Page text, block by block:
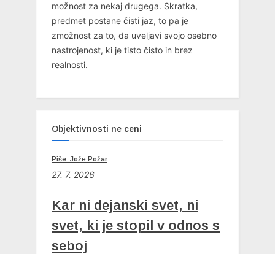
možnost za nekaj drugega. Skratka,
predmet postane čisti jaz, to pa je
zmožnost za to, da uveljavi svojo osebno
nastrojenost, ki je tisto čisto in brez
realnosti.
Objektivnosti ne ceni
Piše: Jože Požar
27. 7. 2026
Kar ni dejanski svet, ni
svet, ki je stopil v odnos s
seboj